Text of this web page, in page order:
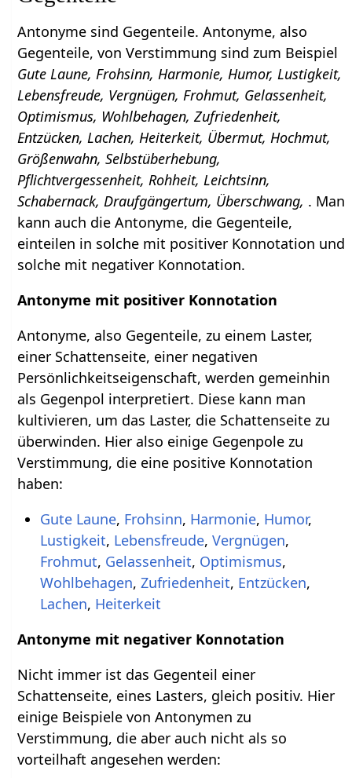
Antonyme sind Gegenteile. Antonyme, also
Gegenteile, von Verstimmung sind zum Beispiel
Gute Laune, Frohsinn, Harmonie, Humor, Lustigkeit,
Lebensfreude, Vergnügen, Frohmut, Gelassenheit,
Optimismus, Wohlbehagen, Zufriedenheit,
Entzücken, Lachen, Heiterkeit, Übermut, Hochmut,
Größenwahn, Selbstüberhebung,
Pflichtvergessenheit, Rohheit, Leichtsinn,
Schabernack, Draufgängertum, Überschwang, . Man
kann auch die Antonyme, die Gegenteile,
einteilen in solche mit positiver Konnotation und
solche mit negativer Konnotation.
Antonyme mit positiver Konnotation
Antonyme, also Gegenteile, zu einem Laster,
einer Schattenseite, einer negativen
Persönlichkeitseigenschaft, werden gemeinhin
als Gegenpol interpretiert. Diese kann man
kultivieren, um das Laster, die Schattenseite zu
überwinden. Hier also einige Gegenpole zu
Verstimmung, die eine positive Konnotation
haben:
Gute Laune, Frohsinn, Harmonie, Humor,
Lustigkeit, Lebensfreude, Vergnügen,
Frohmut, Gelassenheit, Optimismus,
Wohlbehagen, Zufriedenheit, Entzücken,
Lachen, Heiterkeit
Antonyme mit negativer Konnotation
Nicht immer ist das Gegenteil einer
Schattenseite, eines Lasters, gleich positiv. Hier
einige Beispiele von Antonymen zu
Verstimmung, die aber auch nicht als so
vorteilhaft angesehen werden: